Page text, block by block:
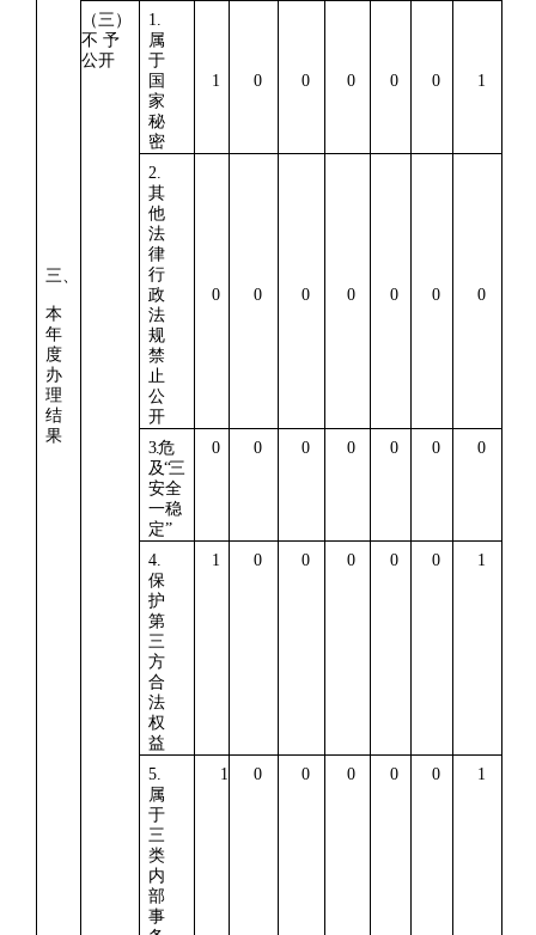
三、
本
年
度
办
理
结
果
（三）
不 予
公开
1.
属
于
国
家
秘
密
1 0 0 0 0 0 1
2.
其
他
法
律
行
政
法
规
禁
止
公
开
0 0 0 0 0 0 0
3.危
及“三
安全
一稳
定”
0 0 0 0 0 0 0
4.
保
护
第
三
方
合
法
权
益
1 0 0 0 0 0 1
5.
属
于
三
类
内
部
事
1 0 0 0 0 0 1